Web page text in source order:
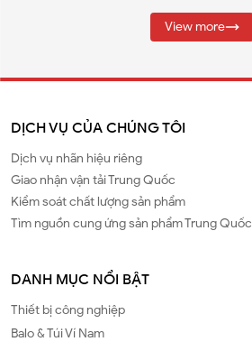
View more
DỊCH VỤ CỦA CHÚNG TÔI
Dịch vụ nhãn hiệu riêng
Giao nhận vận tải Trung Quốc
Kiểm soát chất lượng sản phẩm
Tìm nguồn cung ứng sản phẩm Trung Quốc
DANH MỤC NỔI BẬT
Thiết bị công nghiệp
Balo & Túi Ví Nam